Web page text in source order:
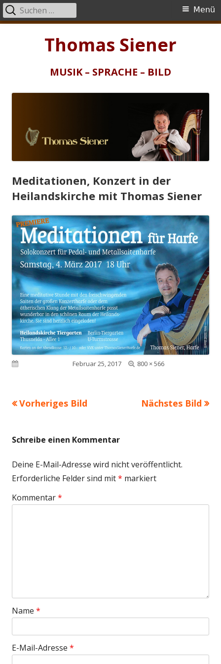
Thomas Siener
MUSIK – SPRACHE – BILD
Primäres
Menü
Suchen
nach:
Meditationen, Konzert in der
Heilandskirche mit Thomas Siener
Veröffentlicht amFebruar 25, 2017
Volle
800 × 566
Vorheriges Bild Nächstes Bild
Schreibe einen Kommentar
Deine E-Mail-Adresse wird nicht veröffentlicht.
Erforderliche Felder sind mit* markiert
Kommentar*
Name *
E-Mail-Adresse *